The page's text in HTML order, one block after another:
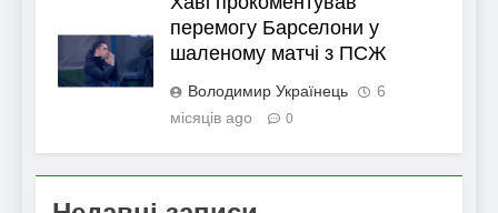
перемогу Барселони у
шаленому матчі з ПСЖ
Володимир Українець
6
місяців ago
0